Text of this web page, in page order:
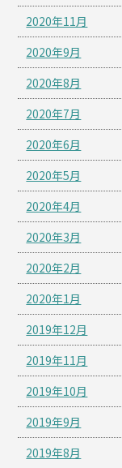
2020年11月
2020年9月
2020年8月
2020年7月
2020年6月
2020年5月
2020年4月
2020年3月
2020年2月
2020年1月
2019年12月
2019年11月
2019年10月
2019年9月
2019年8月